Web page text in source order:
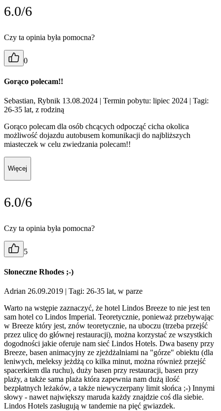
6.0/6
Czy ta opinia była pomocna?
0
Gorąco polecam!!
Sebastian, Rybnik 13.08.2024 | Termin pobytu: lipiec 2024 | Tagi:
26-35 lat, z rodziną
Gorąco polecam dla osób chcących odpocząć cicha okolica
możliwość dojazdu autobusem komunikacji do najbliższych
miasteczek w celu zwiedzania polecam!!
Więcej
6.0/6
Czy ta opinia była pomocna?
5
Słoneczne Rhodes ;-)
Adrian 26.09.2019 | Tagi: 26-35 lat, w parze
Warto na wstępie zaznaczyć, że hotel Lindos Breeze to nie jest ten
sam hotel co Lindos Imperial. Teoretycznie, ponieważ przebywając
w Breeze który jest, znów teoretycznie, na uboczu (trzeba przejść
przez ulicę do głównej restauracji), można korzystać ze wszystkich
dogodności jakie oferuje nam sieć Lindos Hotels. Dwa baseny przy
Breeze, basen animacyjny ze zjeżdżalniami na "górze" obiektu (dla
leniwych, meleksy jeżdżą co kilka minut, można również przejść
spacerkiem dla ruchu), duży basen przy restauracji, basen przy
plaży, a także sama plaża która zapewnia nam dużą ilość
bezpłatnych leżaków, a także niewyczerpany limit słońca ;-) Innymi
słowy - nawet największy maruda każdy znajdzie coś dla siebie.
Lindos Hotels zasługują w tandemie na pięć gwiazdek.